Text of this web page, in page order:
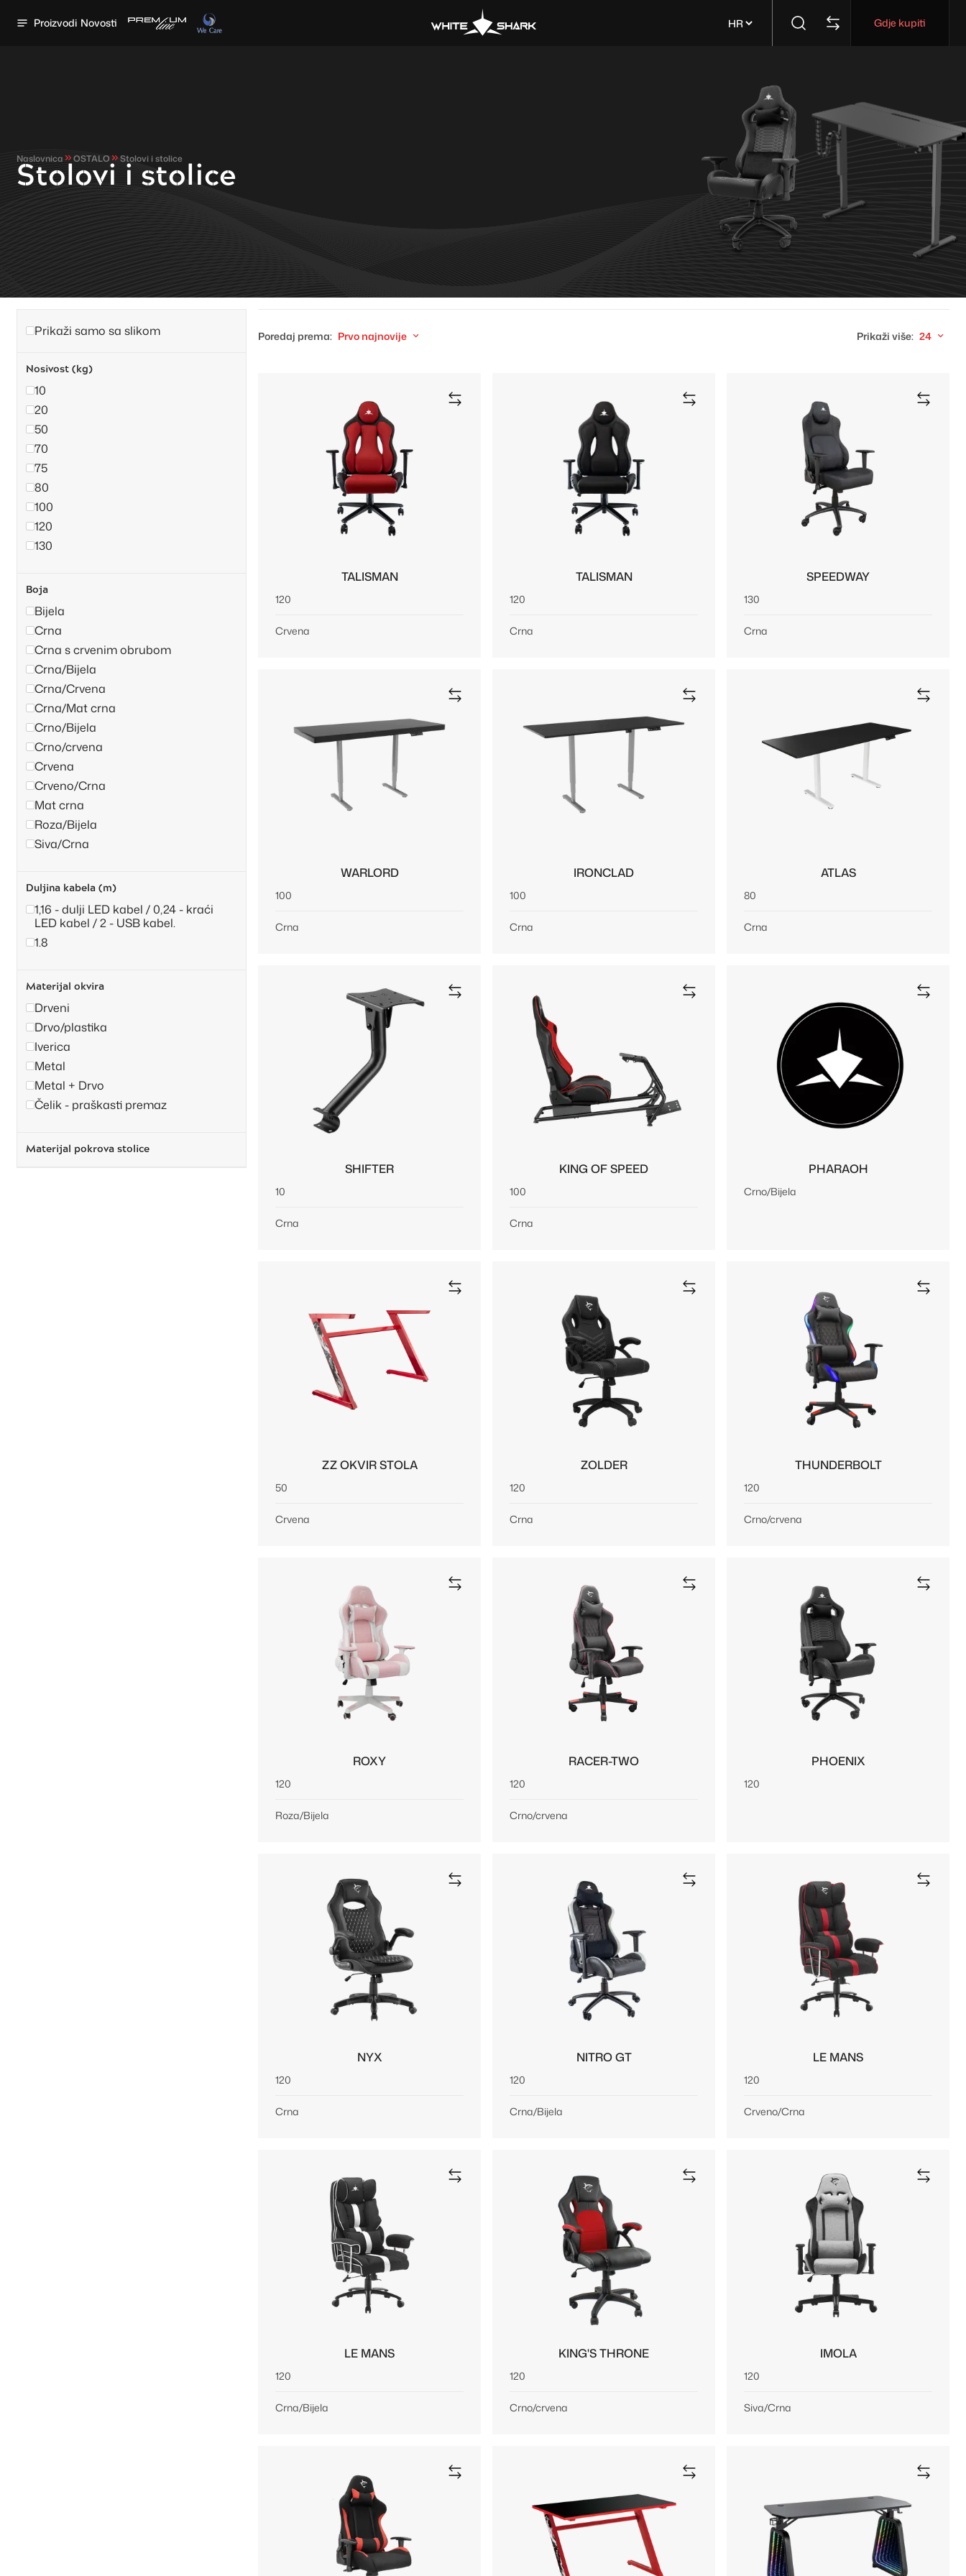
Proizvodi Novosti Gdje kupiti
Naslovnica OSTALO Stolovi i stolice
Stolovi i stolice
Prikaži samo sa slikom
Nosivost (kg)
10
20
50
70
75
80
100
120
130
Boja
Bijela
Crna
Crna s crvenim obrubom
Crna/Bijela
Crna/Crvena
Crna/Mat crna
Crno/Bijela
Crno/crvena
Crvena
Crveno/Crna
Mat crna
Roza/Bijela
Siva/Crna
Duljina kabela (m)
1,16 - dulji LED kabel / 0,24 - kraći
LED kabel / 2 - USB kabel.
1.8
Materijal okvira
Drveni
Drvo/plastika
Iverica
Metal
Metal + Drvo
Čelik - praškasti premaz
Materijal pokrova stolice
Poredaj prema: Prvo najnovije Prikaži više: 24
TALISMAN
120
Crvena
TALISMAN
120
Crna
SPEEDWAY
130
Crna
WARLORD
100
Crna
IRONCLAD
100
Crna
ATLAS
80
Crna
SHIFTER
10
Crna
KING OF SPEED
100
Crna
PHARAOH
Crno/Bijela
ZZ OKVIR STOLA
50
Crvena
ZOLDER
120
Crna
THUNDERBOLT
120
Crno/crvena
ROXY
120
Roza/Bijela
RACER-TWO
120
Crno/crvena
PHOENIX
120
NYX
120
Crna
NITRO GT
120
Crna/Bijela
LE MANS
120
Crveno/Crna
LE MANS
120
Crna/Bijela
KING'S THRONE
120
Crno/crvena
IMOLA
120
Siva/Crna